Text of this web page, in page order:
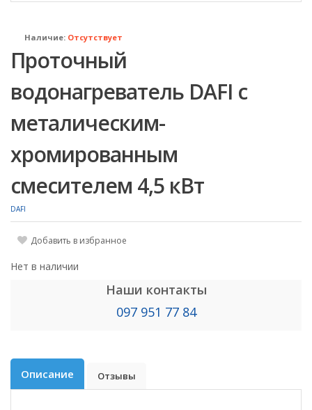
Наличие: Отсутствует
Проточный
водонагреватель DAFI с
металическим-
хромированным
смесителем 4,5 кВт
DAFI
Добавить в избранное
Нет в наличии
Наши контакты
097 951 77 84
Описание Отзывы